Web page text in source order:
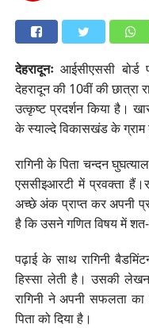
देहरादूनःआईसीएससी बोर्ड
देहरादून की 10वीं की छात्रा
उत्कृष्ट प्रदर्शन किया है।
के स्याल्दे विकासखंड के ग्राम
रागिनी के पिता चन्दन
एससीइआरटी में प्रवक्ता
अच्छे अंक प्राप्त कर अपनी
है कि उसने गणित विषय में
पढ़ाई के साथ रागिनी
हिस्सा लेती है। उसकी
रागिनी ने अपनी सफलता
पिता को दिया है।